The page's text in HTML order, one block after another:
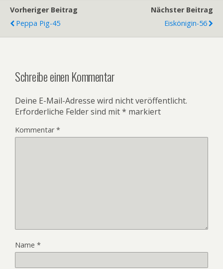
Vorheriger Beitrag
Peppa Pig-45
Nächster Beitrag
Eiskönigin-56
Schreibe einen Kommentar
Deine E-Mail-Adresse wird nicht veröffentlicht.
Erforderliche Felder sind mit* markiert
Kommentar*
Name *